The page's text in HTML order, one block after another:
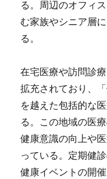
る。周辺のオフィ
む家族やシニア層
る。
在宅医療や訪問診
拡充されており、
を越えた包括的な
る。この地域の医
健康意識の向上や
っている。定期健
健康イベントの開